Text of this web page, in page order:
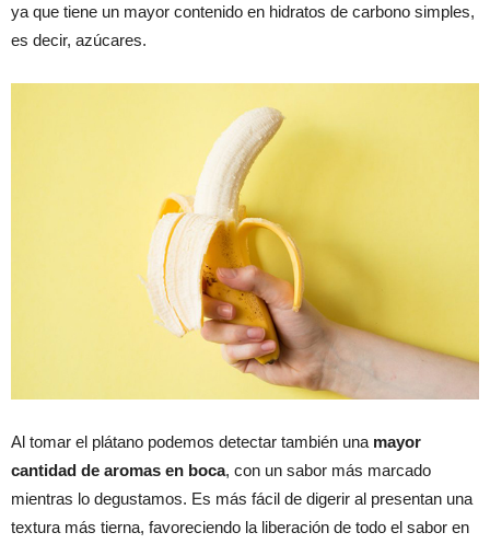
ya que tiene un mayor contenido en hidratos de carbono simples,
es decir, azúcares.
Al tomar el plátano podemos detectar también una mayor
cantidad de aromas en boca, con un sabor más marcado
mientras lo degustamos. Es más fácil de digerir al presentan una
textura más tierna, favoreciendo la liberación de todo el sabor en